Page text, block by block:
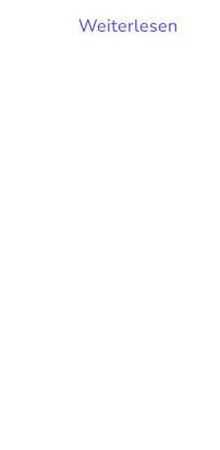
Weiterlesen